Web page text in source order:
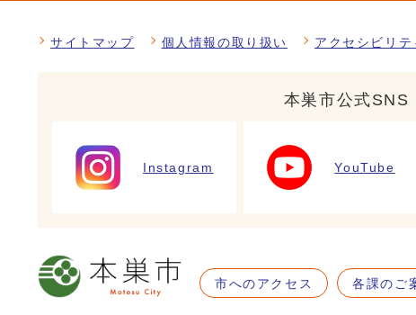
サイトマップ 個人情報の取り扱い アクセシビリテ
本巣市公式SNS
Instagram YouTube
市へのアクセス 各課のご